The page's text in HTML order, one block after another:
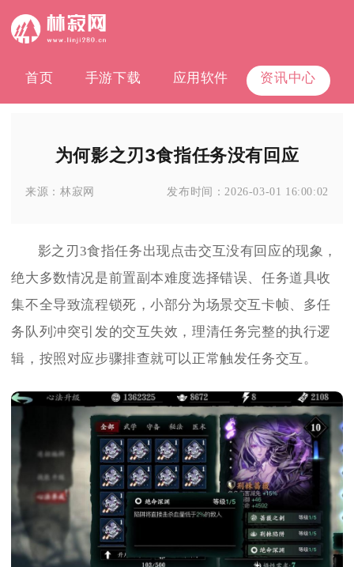
首页 手游下载 应用软件 资讯中心
为何影之刃3食指任务没有回应
来源：林寂网 发布时间： 2026-03-01 16:00:02
影之刃3食指任务出现点击交互没有回应的现象，
绝大多数情况是前置副本难度选择错误、任务道具收
集不全导致流程锁死，小部分为场景交互卡帧、多任
务队列冲突引发的交互失效，理清任务完整的执行逻
辑，按照对应步骤排查就可以正常触发任务交互。